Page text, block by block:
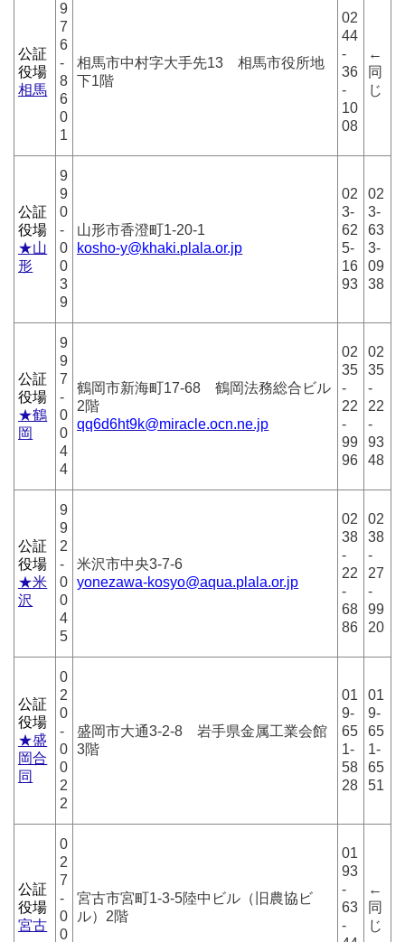
公証
役場
相馬
9
7
6
-
8
6
0
1
相馬市中村字大手先13 相馬市役所地
下1階
02
44
-
36
-
10
08
←
同
じ
公証
役場
★山
形
9
9
0
-
0
0
3
9
山形市香澄町1-20-1
kosho-y@khaki.plala.or.jp
02
3-
62
5-
16
93
02
3-
63
3-
09
38
公証
役場
★鶴
岡
9
9
7
-
0
0
4
4
鶴岡市新海町17-68 鶴岡法務総合ビル
2階
qq6d6ht9k@miracle.ocn.ne.jp
02
35
-
22
-
99
96
02
35
-
22
-
93
48
公証
役場
★米
沢
9
9
2
-
0
0
4
5
米沢市中央3-7-6
yonezawa-kosyo@aqua.plala.or.jp
02
38
-
22
-
68
86
02
38
-
27
-
99
20
公証
役場
★盛
岡合
同
0
2
0
-
0
0
2
2
盛岡市大通3-2-8 岩手県金属工業会館
3階
01
9-
65
1-
58
28
01
9-
65
1-
65
51
公証
役場
宮古
0
2
7
-
0
0
宮古市宮町1-3-5陸中ビル（旧農協ビ
ル）2階
01
93
-
63
-
←
同
じ